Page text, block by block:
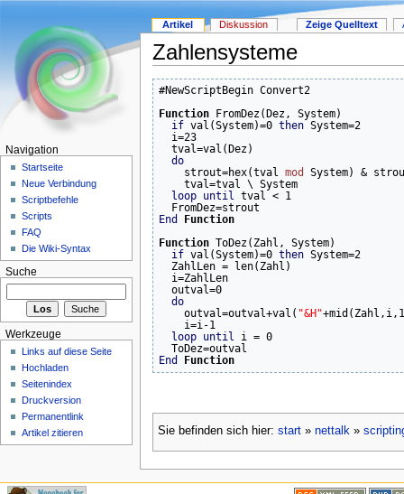
Zahlensysteme
#NewScriptBegin Convert2
Function FromDez(Dez, System)
if val(System)=0 then System=2
  i=23
  tval=val(Dez)
do
    strout=hex(tval
mod
System) &
    tval=tval \ System
loop until tval < 1
End
Function
Function ToDez(Zahl, System)
if val(System)=0 then System=2
  ZahlLen = len(Zahl)
  i=ZahlLen
  outval=0
do
    outval=outval+val(
"&H"
    i=i-1
loop until i = 0
End
Function
Sie befinden sich hier: start» nettalk»
Artikel Diskussion Zeige Quelltext
Navigation
Startseite
Neue Verbindung
Scriptbefehle
Scripts
FAQ
Die Wiki-Syntax
Suche
Werkzeuge
Links auf diese Seite
Hochladen
Seitenindex
Druckversion
Permanentlink
Artikel zitieren